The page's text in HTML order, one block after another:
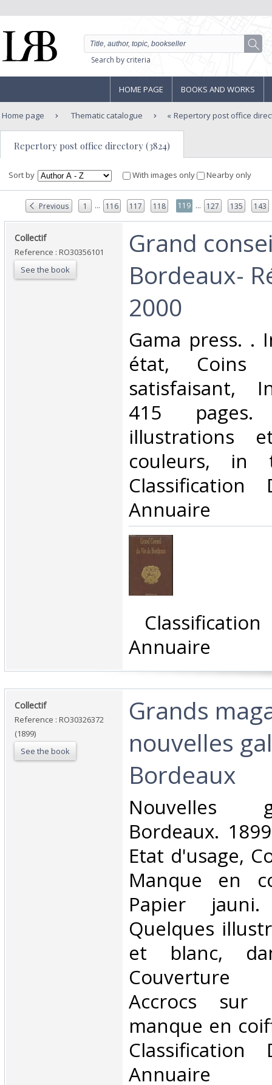
Search by criteria
HOME PAGE BOOKS AND WORKS
Home page Thematic catalogue Repertory post office
Repertory post office directory (3824)
Sort by With images only Nearby only
Previous 1 ... 116 117 118 119 ... 127 135 143
‎Collectif‎
Reference : RO30356101
See the book
‎Grand
Bordeaux-
2000‎
‎Gama press. .
état, Coins
satisfaisant,
415 pages.
illustrations
couleurs,
Annuaire‎
Annuaire‎
‎Collectif‎
Reference : RO30326372
(1899)
See the book
‎Grands
nouvelles
Bordeaux‎
‎Nouvelles
Bordeaux.
Etat d'usage,
Manque en
Papier
Quelques
et blanc,
Couverture
Accrocs
manque en
Annuaire‎